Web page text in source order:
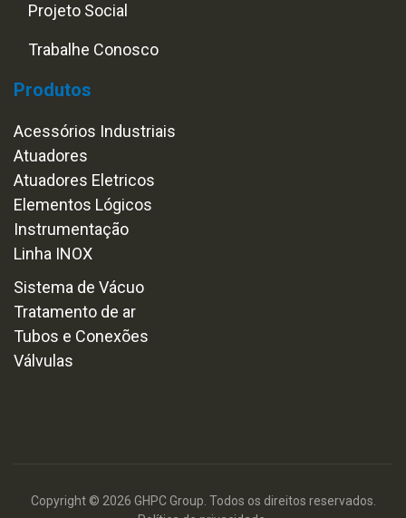
Projeto Social
Trabalhe Conosco
Produtos
Acessórios Industriais
Atuadores
Atuadores Eletricos
Elementos Lógicos
Instrumentação
Linha INOX
Sistema de Vácuo
Tratamento de ar
Tubos e Conexões
Válvulas
Copyright © 2026 GHPC Group. Todos os direitos reservados.